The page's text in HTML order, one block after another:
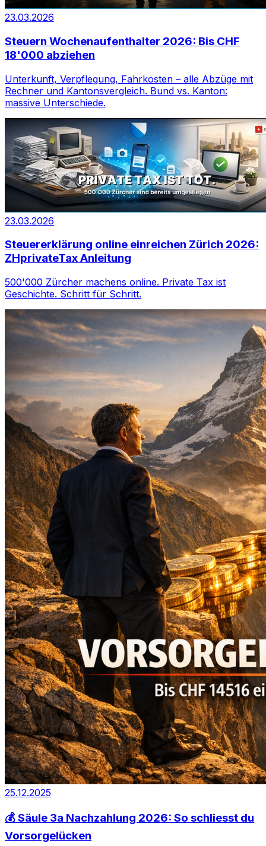
23.03.2026
Steuern Wochenaufenthalter 2026: Bis CHF
18'000 abziehen
Unterkunft, Verpflegung, Fahrkosten – alle Abzüge mit
Rechner und Kantonsvergleich. Bund vs. Kanton:
massive Unterschiede.
23.03.2026
Steuererklärung online einreichen Zürich 2026:
ZHprivateTax Anleitung
500'000 Zürcher machens online. Private Tax ist
Geschichte. Schritt für Schritt.
25.12.2025
💰 Säule 3a Nachzahlung 2026: So schliesst du
Vorsorgelücken